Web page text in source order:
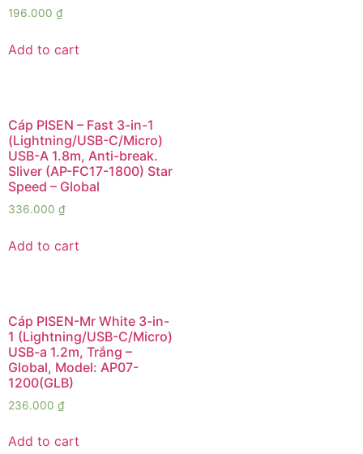
196.000 ₫
Add to cart
Cáp PISEN – Fast 3-in-1
(Lightning/USB-C/Micro)
USB-A 1.8m, Anti-break.
Sliver (AP-FC17-1800) Star
Speed – Global
336.000 ₫
Add to cart
Cáp PISEN-Mr White 3-in-
1 (Lightning/USB-C/Micro)
USB-a 1.2m, Trắng –
Global, Model: AP07-
1200(GLB)
236.000 ₫
Add to cart